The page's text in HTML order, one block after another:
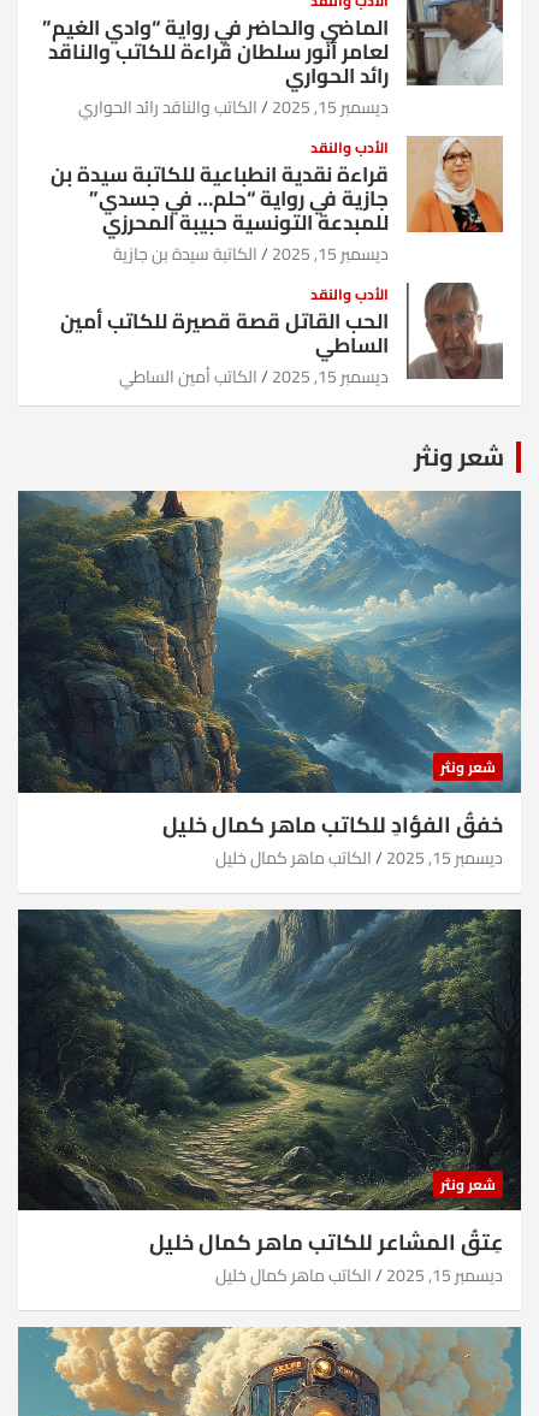
الماضي والحاضر في رواية “وادي الغيم”
لعامر أنور سلطان قراءة للكاتب والناقد
رائد الحواري
ديسمبر 15, 2025 الكاتب والناقد رائد الحواري
الأدب والنقد
قراءة نقدية انطباعية للكاتبة سيدة بن
جازية في رواية “حلم… في جسدي”
للمبدعة التونسية حبيبة المحرزي
ديسمبر 15, 2025 الكاتبة سيدة بن جازية
الأدب والنقد
الحب القاتل قصة قصيرة للكاتب أمين
الساطي
ديسمبر 15, 2025 الكاتب أمين الساطي
شعر ونثر
شعر ونثر
خفقُ الفؤادِ للكاتب ماهر كمال خليل
ديسمبر 15, 2025 الكاتب ماهر كمال خليل
شعر ونثر
عِتقُ المشاعر للكاتب ماهر كمال خليل
ديسمبر 15, 2025 الكاتب ماهر كمال خليل